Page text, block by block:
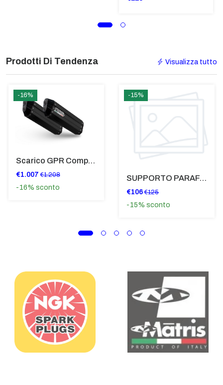
Prodotti Di Tendenza Visualizza tutto
-16%
Scarico GPR Compatibile Con Bmw K 1600 Gt 2017-2021 - Hyper Sonic Black Titanium
€1.007 €1.208
-16% sconto
-15%
SUPPORTO PARAFANGO POSTERIORE BMW F900XR
€106 €125
-15% sconto